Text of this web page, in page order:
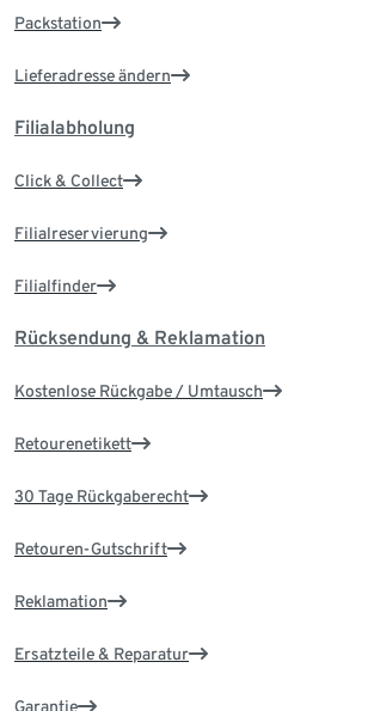
Packstation
Lieferadresse ändern
Filialabholung
Click & Collect
Filialreservierung
Filialfinder
Rücksendung & Reklamation
Kostenlose Rückgabe / Umtausch
Retourenetikett
30 Tage Rückgaberecht
Retouren-Gutschrift
Reklamation
Ersatzteile & Reparatur
Garantie